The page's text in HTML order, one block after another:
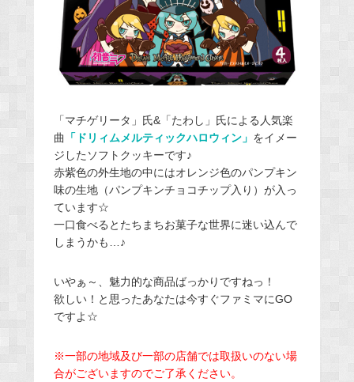
「マチゲリータ」氏&「たわし」氏による人気楽
曲 「ドリィムメルティックハロウィン」 をイメー
ジしたソフトクッキーです♪
赤紫色の外生地の中にはオレンジ色のパンプキン
味の生地（パンプキンチョコチップ入り）が入っ
ています☆
一口食べるとたちまちお菓子な世界に迷い込んで
しまうかも…♪
いやぁ～、魅力的な商品ばっかりですねっ！
欲しい！と思ったあなたは今すぐファミマにGO
ですよ☆
※一部の地域及び一部の店舗では取扱いのない場
合がございますのでご了承ください。